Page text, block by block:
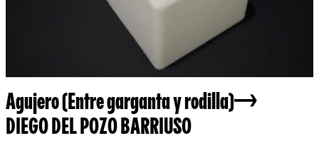
Agujero (Entre garganta y rodilla)
DIEGO DEL POZO BARRIUSO